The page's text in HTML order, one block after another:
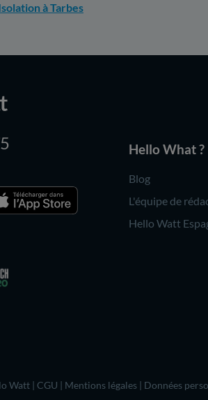
à Tarbes
Hello What ?
Blog
L'équipe de
Hello Watt
Watt | CGU | Mentions légales | Données